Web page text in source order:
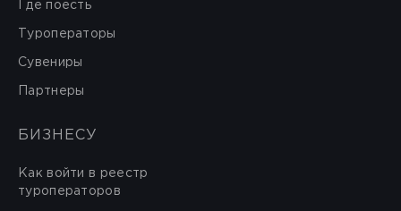
Где поесть
Туроператоры
Сувениры
Партнеры
БИЗНЕСУ
Как войти в реестр
туроператоров